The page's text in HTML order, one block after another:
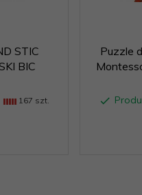
STIC
BIC
167 szt.
Puzzle